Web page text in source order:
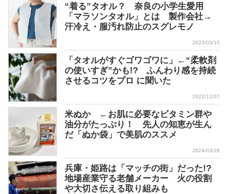
“着る”タオル？ 奈良の小学生愛用
「マラソンタオル」とは 製作会社→
汗冷え・服汚れ防止のスグレモノ
2023/03/15
「タオルがすぐゴワゴワに」←“柔軟剤
の使いすぎ”かも!? ふんわり感を持続
させるコツをプロ に聞いた
2022/12/07
米ぬか ←お肌に必要なビタミン群や
油分がたっぷり！ 先人の知恵が生ん
だ「ぬか袋」で美肌のススメ
2024/03/28
兵庫・姫路は「マッチの街」だった!?
地場産業守る老舗メーカー 火の役割
や大切さ伝える取り組みも